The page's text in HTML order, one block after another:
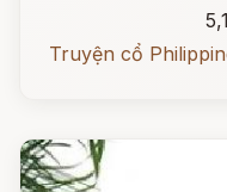
Truyện cổ